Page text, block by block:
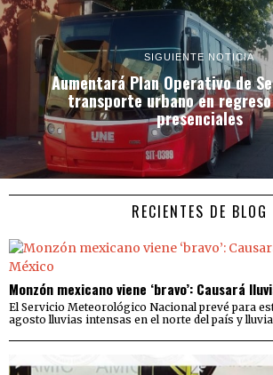
SIGUIENTE NOTICIA
Aumentará Plan Operativo de
transporte urbano en
presenciales
RECIENTES DE BLOG
Monzón mexicano viene ‘bravo’: Causará
El Servicio Meteorológico Nacional prevé para
agosto lluvias intensas en el norte del país y